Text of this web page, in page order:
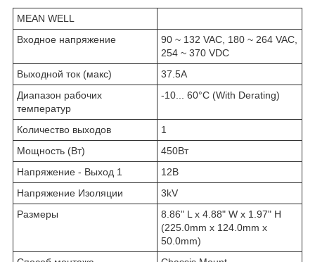
MEAN WELL
Входное напряжение
90 ~ 132 VAC, 180 ~ 264 VAC,
254 ~ 370 VDC
Выходной ток (макс)
37.5A
Диапазон рабочих
температур
-10... 60°C (With Derating)
Количество выходов
1
Мощность (Вт)
450Вт
Напряжение - Выход 1
12В
Напряжение Изоляции
3kV
Размеры
8.86" L x 4.88" W x 1.97" H
(225.0mm x 124.0mm x
50.0mm)